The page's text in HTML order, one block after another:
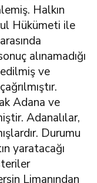
Halkın
Hükümeti ile
alınamadığı
ve
Adana ve
Adanalılar,
Durumu
yaratacağı
Limanından